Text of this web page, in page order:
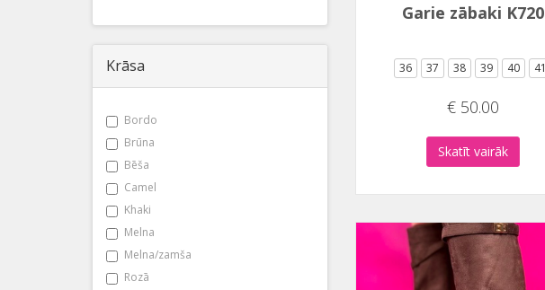
Krāsa
Bordo
Brūna
Bēša
Camel
Khaki
Melna
Melna/zamša
Rozā
Garie zābaki K720
36 37 38 39 40 41
€ 50.00
Skatīt vairāk